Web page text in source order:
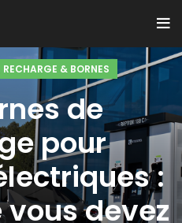
RECHARGE & BORNES
de
pour
:
devez